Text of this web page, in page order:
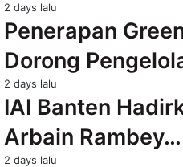
2 days lalu
Penerapan
Dorong
2 days lalu
IAI Banten
Arbain Rambey…
2 days lalu